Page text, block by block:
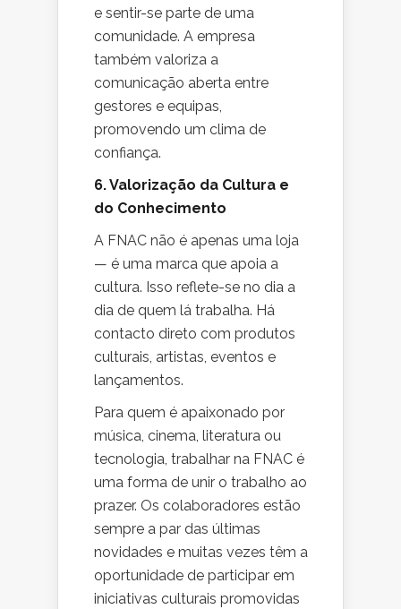
e sentir-se parte de uma
comunidade. A empresa
também valoriza a
comunicação aberta entre
gestores e equipas,
promovendo um clima de
confiança.
6. Valorização da Cultura e
do Conhecimento
A FNAC não é apenas uma loja
— é uma marca que apoia a
cultura. Isso reflete-se no dia a
dia de quem lá trabalha. Há
contacto direto com produtos
culturais, artistas, eventos e
lançamentos.
Para quem é apaixonado por
música, cinema, literatura ou
tecnologia, trabalhar na FNAC é
uma forma de unir o trabalho ao
prazer. Os colaboradores estão
sempre a par das últimas
novidades e muitas vezes têm a
oportunidade de participar em
iniciativas culturais promovidas